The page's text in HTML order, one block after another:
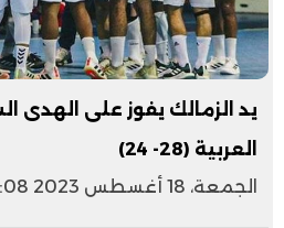
يد الزمالك يفوز على الهدى
العربية (28- 24)
الجمعة، 18 أغسطس 2023 09:08 م